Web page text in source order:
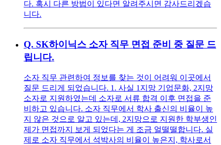
다. 혹시 다른 방법이 있다면 알려주시면 감사드리겠습
니다.
Q. SK하이닉스 소자 직무 면접 준비 중 질문 드
립니다.
소자 직무 관련하여 정보를 찾는 것이 어려워 이곳에서
질문 드리게 되었습니다. 1. 사실 1지망 기업문화, 2지망
소자로 지원하였는데 소자로 서류 합격 이후 면접을 준
비하고 있습니다. 소자 직무에서 학사 출신의 비율이 높
지 않은 것으로 알고 있는데, 2지망으로 지원한 학부생인
제가 면접까지 보게 되었다는 게 조금 얼떨떨합니다. 실
제로 소자 직무에서 석박사의 비율이 높은지, 학사로서